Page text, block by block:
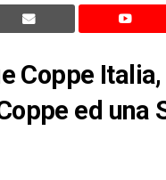
Coppe
ed una